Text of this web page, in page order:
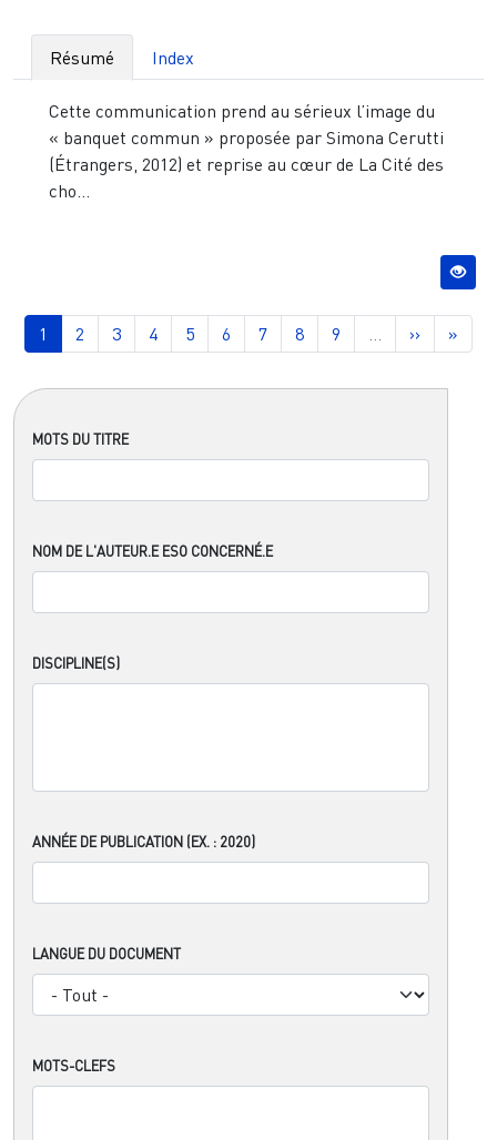
MOTS DU TITRE
NOM DE L'AUTEUR.E ESO CONCERNÉ.E
DISCIPLINE(S)
ANNÉE DE PUBLICATION (EX. : 2020)
LANGUE DU DOCUMENT
MOTS-CLEFS
Résumé Index
Cette communication prend au sérieux l’image du
« banquet commun » proposée par Simona Cerutti
(Étrangers, 2012) et reprise au cœur de La Cité des
cho...
Pagination
Page courante
1 Page
2 Page
3 Page
4 Page
5 Page
6 Page
7 Page
8 Page
9 Page
›› »